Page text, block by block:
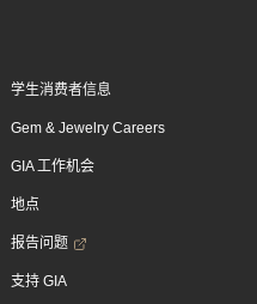
学生消费者信息
Gem & Jewelry Careers
GIA 工作机会
地点
报告问题
支持 GIA